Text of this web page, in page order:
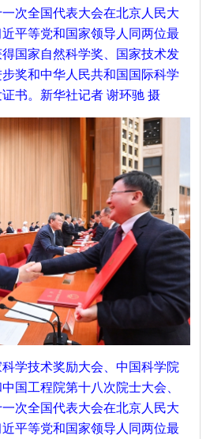
次全国代表大会在北京人民大
平等党和国家领导人同两位最
国家自然科学奖、国家技术发
奖和中华人民共和国国际科学
书。新华社记者 谢环驰 摄
学技术奖励大会、中国科学院
国工程院第十八次院士大会、
次全国代表大会在北京人民大
平等党和国家领导人同两位最